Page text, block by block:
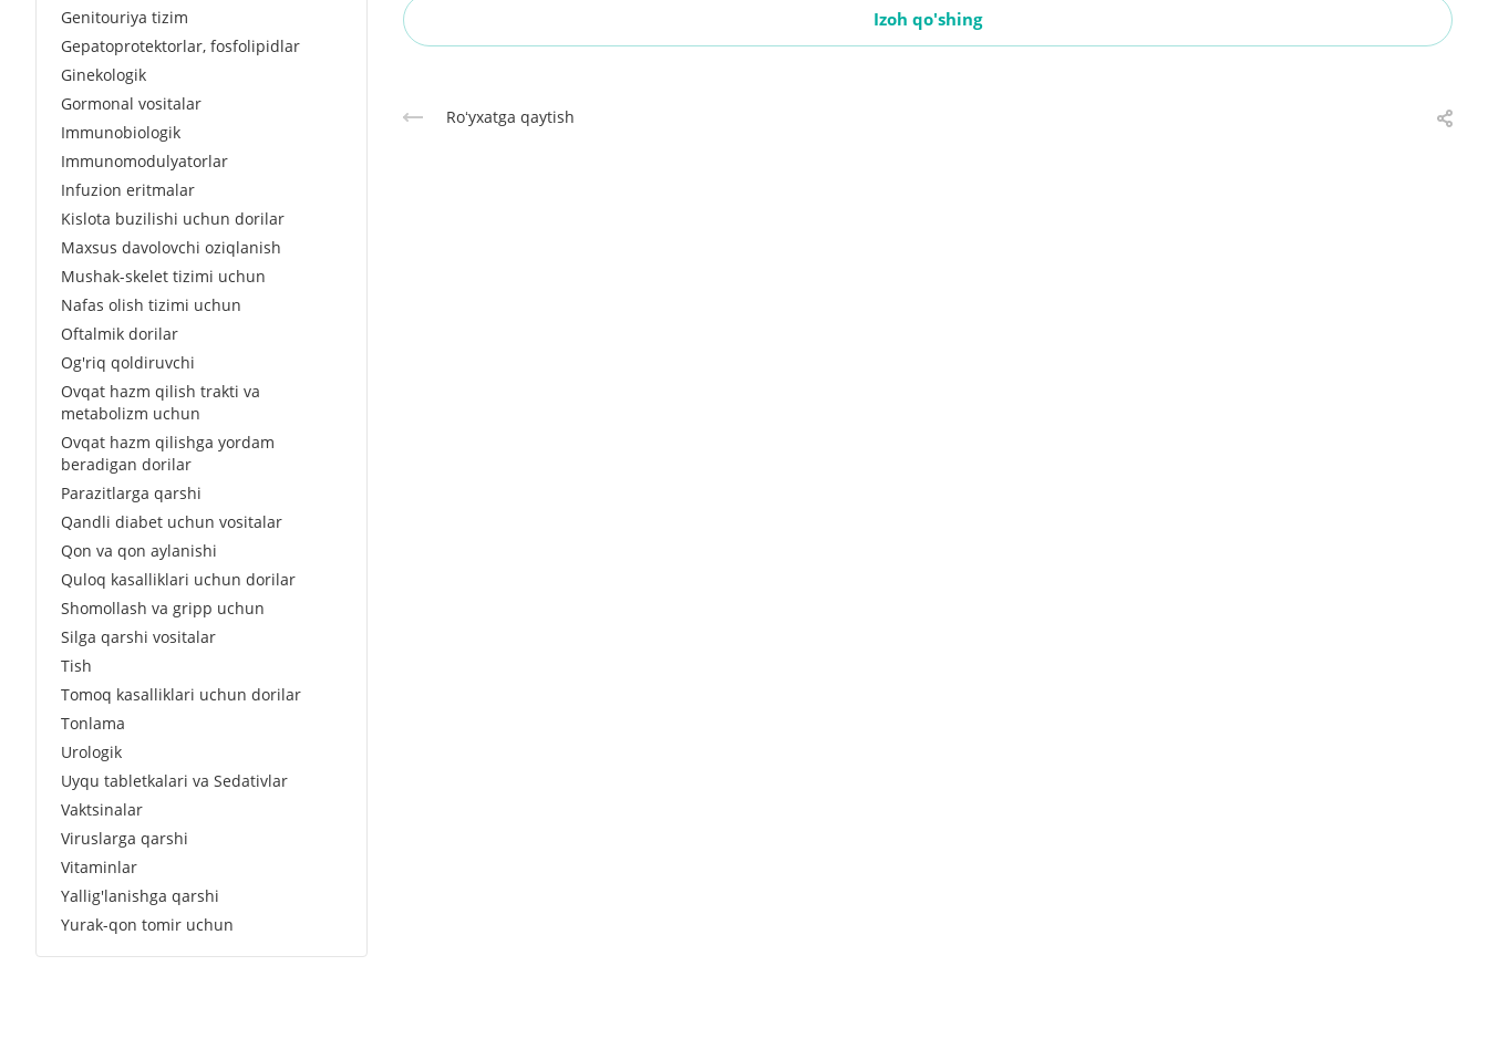
Izoh qo'shing
Roʻyxatga qaytish
Genitouriya tizim
Gepatoprotektorlar, fosfolipidlar
Ginekologik
Gormonal vositalar
Immunobiologik
Immunomodulyatorlar
Infuzion eritmalar
Kislota buzilishi uchun dorilar
Maxsus davolovchi oziqlanish
Mushak-skelet tizimi uchun
Nafas olish tizimi uchun
Oftalmik dorilar
Og'riq qoldiruvchi
Ovqat hazm qilish trakti va
metabolizm uchun
Ovqat hazm qilishga yordam
beradigan dorilar
Parazitlarga qarshi
Qandli diabet uchun vositalar
Qon va qon aylanishi
Quloq kasalliklari uchun dorilar
Shomollash va gripp uchun
Silga qarshi vositalar
Tish
Tomoq kasalliklari uchun dorilar
Tonlama
Urologik
Uyqu tabletkalari va Sedativlar
Vaktsinalar
Viruslarga qarshi
Vitaminlar
Yallig'lanishga qarshi
Yurak-qon tomir uchun